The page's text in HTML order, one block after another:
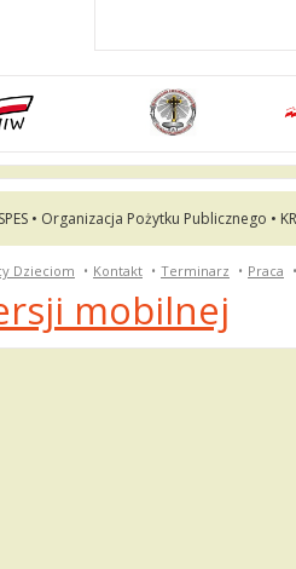
• Organizacja Pożytku Publicznego •
Dzieciom • Kontakt • Terminarz • Praca •
mobilnej